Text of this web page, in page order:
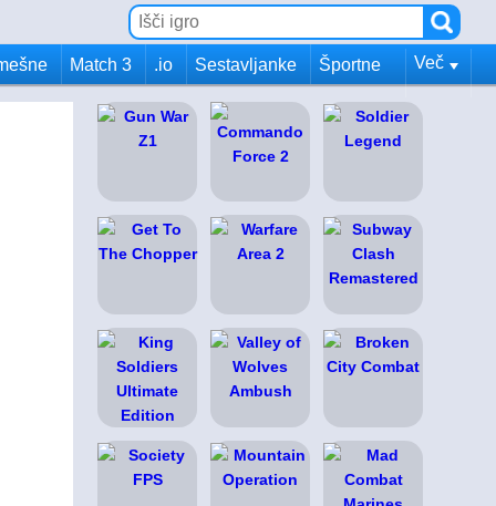
Match 3 .io Sestavljanke Športne Več